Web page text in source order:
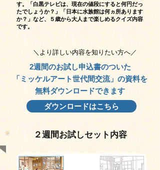
す。「白黒テレビは、現在の値段にすると何円だっ
たでしょうか？」「日本に水族館は何ヵ所あります
か？」など、５歳から大人まで楽しめるクイズ内容
です。
＼より詳しい内容を知りたい方へ／
2週間のお試し申込書のついた
「ミッケルアート世代間交流」の資料を
無料ダウンロードできます
ダウンロードはこちら
２週間お試しセット内容